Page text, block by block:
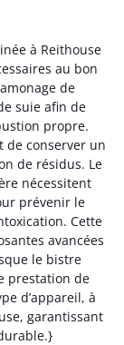
à Reithouse
au bon
de
suie afin de
propre.
de conserver un
de résidus. Le
nécessitent
prévenir le
Cette
avancées
le bistre
prestation de
d’appareil, à
garantissant